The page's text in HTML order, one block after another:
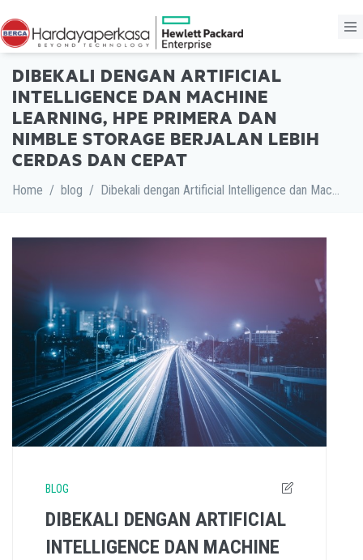
DIBEKALI DENGAN ARTIFICIAL
INTELLIGENCE DAN MACHINE
LEARNING, HPE PRIMERA DAN
NIMBLE STORAGE BERJALAN LEBIH
CERDAS DAN CEPAT
Home / blog / Dibekali dengan Artificial Intelligence dan Machine Learning, HPE Primera dan Nimble Storage Berjalan Lebih Cerdas dan Cepat
BLOG
DIBEKALI DENGAN ARTIFICIAL
INTELLIGENCE DAN MACHINE